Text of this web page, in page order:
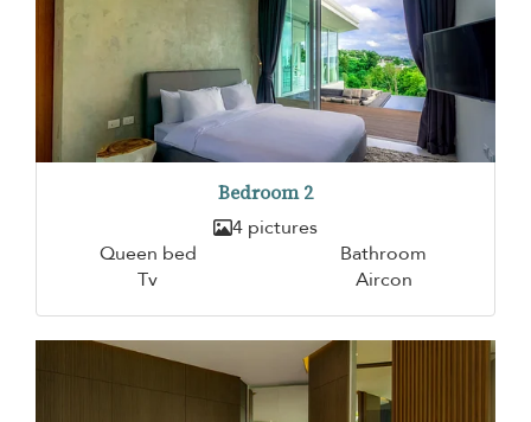
Bedroom 2
4 pictures
Queen bed
Bathroom
Tv
Aircon